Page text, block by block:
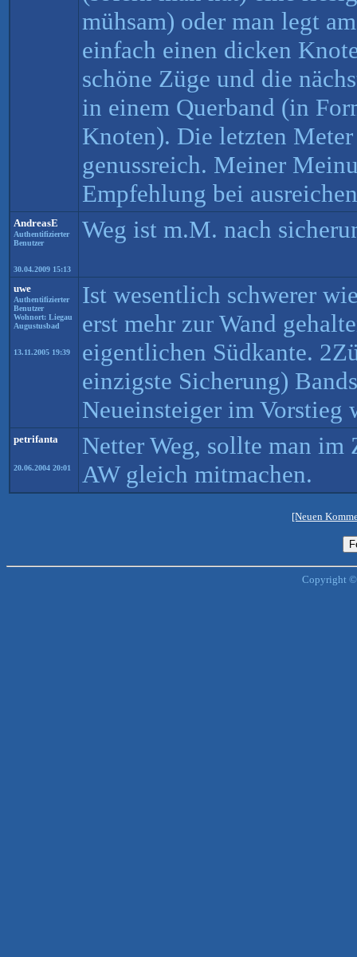
mühsam) oder man legt
einfach einen dicken
schöne Züge und die
in einem Querband (in
Knoten). Die letzten
genussreich. Meiner
Empfehlung bei
AndreasE
Authentifizierter
Benutzer
30.04.2009 15:13
Weg ist m.M. nach
uwe
Authentifizierter
Benutzer
Wohnort: Liegau
Augustusbad
13.11.2005 19:39
Ist wesentlich schwerer
erst mehr zur Wand
eigentlichen Südkante.
einzigste Sicherung)
Neueinsteiger im Vorstieg
petrifanta
20.06.2004 20:01
Netter Weg, sollte man im
AW gleich mitmachen.
[Neuen
Copyright ©